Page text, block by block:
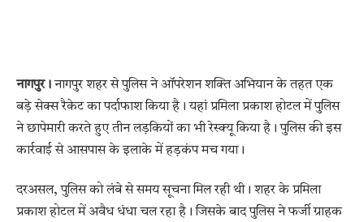
नागपुर। नागपुर शहर से पुलिस ने ऑपरेशन शक्ति अभियान के तहत एक
बड़े सेक्स रैकेट का पर्दाफाश किया है। यहां प्रमिला प्रकाश होटल में पुलिस
ने छापेमारी करते हुए तीन लड़कियों का भी रेस्क्यू किया है। पुलिस की इस
कार्रवाई से आसपास के इलाके में हड़कंप मच गया।
दरअसल, पुलिस को लंबे से समय सूचना मिल रही थी। शहर के प्रमिला
प्रकाश होटल में अवैध धंधा चल रहा है। जिसके बाद पुलिस ने फर्जी ग्राहक